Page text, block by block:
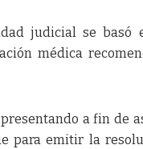
judicial se basó
médica
presentando a fin de
para emitir la